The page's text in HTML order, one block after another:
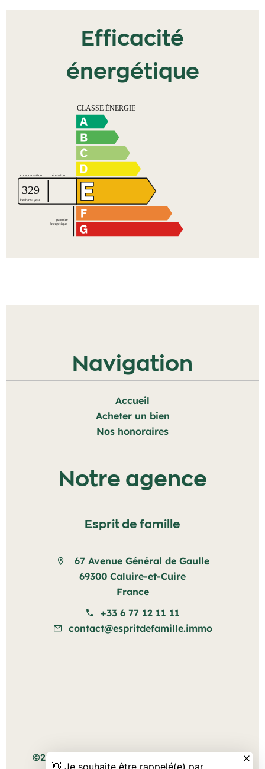
Efficacité
énergétique
Navigation
Accueil
Acheter un bien
Nos honoraires
Notre agence
Esprit de famille
67 Avenue Général de Gaulle
69300 Caluire-et-Cuire
France
+33 6 77 12 11 11
contact@espritdefamille.immo
©2026 Esprit de famille